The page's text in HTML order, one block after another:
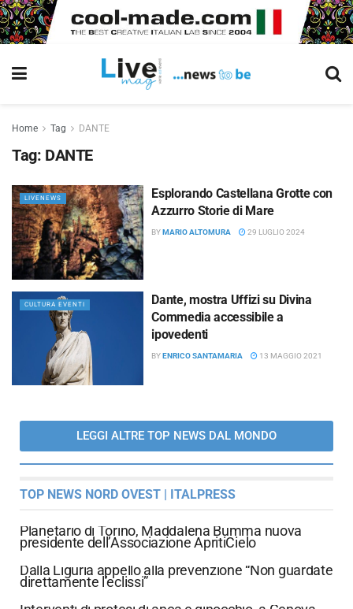
Home Tag DANTE
Tag: DANTE
LIVENEWS
Esplorando Castellana Grotte con
Azzurro Storie di Mare
BYMARIO ALTOMURA 29 LUGLIO 2024
CULTURA EVENTI
Dante, mostra Uffizi su Divina
Commedia accessibile a
ipovedenti
BYENRICO SANTAMARIA 13 MAGGIO 2021
LEGGI ALTRE TOP NEWS DAL MONDO
TOP NEWS NORD OVEST | ITALPRESS
Planetario di Torino, Maddalena Bumma nuova
presidente dell’Associazione ApritiCielo
Dalla Liguria appello alla prevenzione “Non guardate
direttamente l’eclissi”